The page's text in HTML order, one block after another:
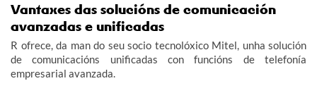
Vantaxes das solucións de comunicación
avanzadas e unificadas
R ofrece, da man do seu socio tecnolóxico Mitel, unha solución
de comunicacións unificadas con funcións de telefonía
empresarial avanzada.